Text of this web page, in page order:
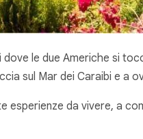
le due Americhe si
sul Mar dei Caraibi e a
esperienze da vivere, a